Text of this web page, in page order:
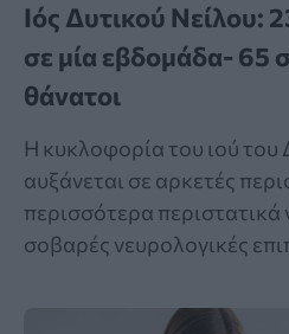
Ιός Δυτικού Νείλου:
σε μία εβδομάδα- 65
θάνατοι
Η κυκλοφορία του ιού του
αυξάνεται σε αρκετές
περισσότερα περιστατικά
σοβαρές νευρολογικές